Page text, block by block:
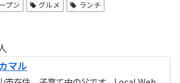
プン グルメ
ランチ
マル